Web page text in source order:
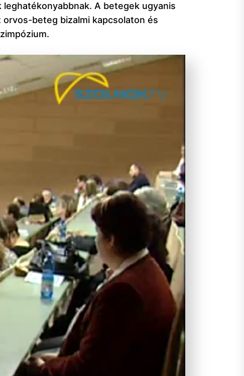
A betegek ugyanis
beteg bizalmi kapcsolaton és